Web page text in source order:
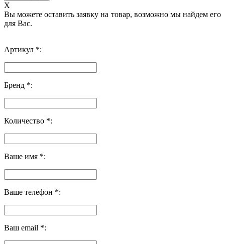
X
Вы можете оставить заявку на товар, возможно мы найдем его
для Вас.
Артикул *:
Бренд *:
Количество *:
Ваше имя *:
Ваше телефон *:
Ваш email *: